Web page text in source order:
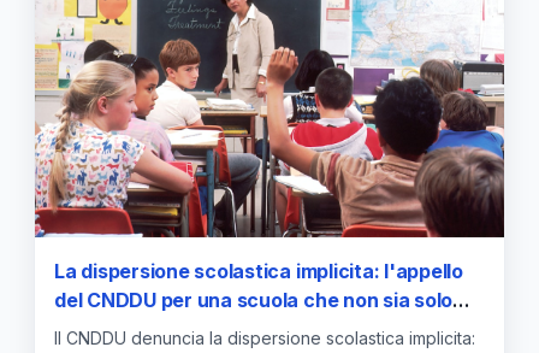
La dispersione scolastica implicita: l'appello
del CNDDU per una scuola che non sia solo
"presenza fisica"
Il CNDDU denuncia la dispersione scolastica implicita: